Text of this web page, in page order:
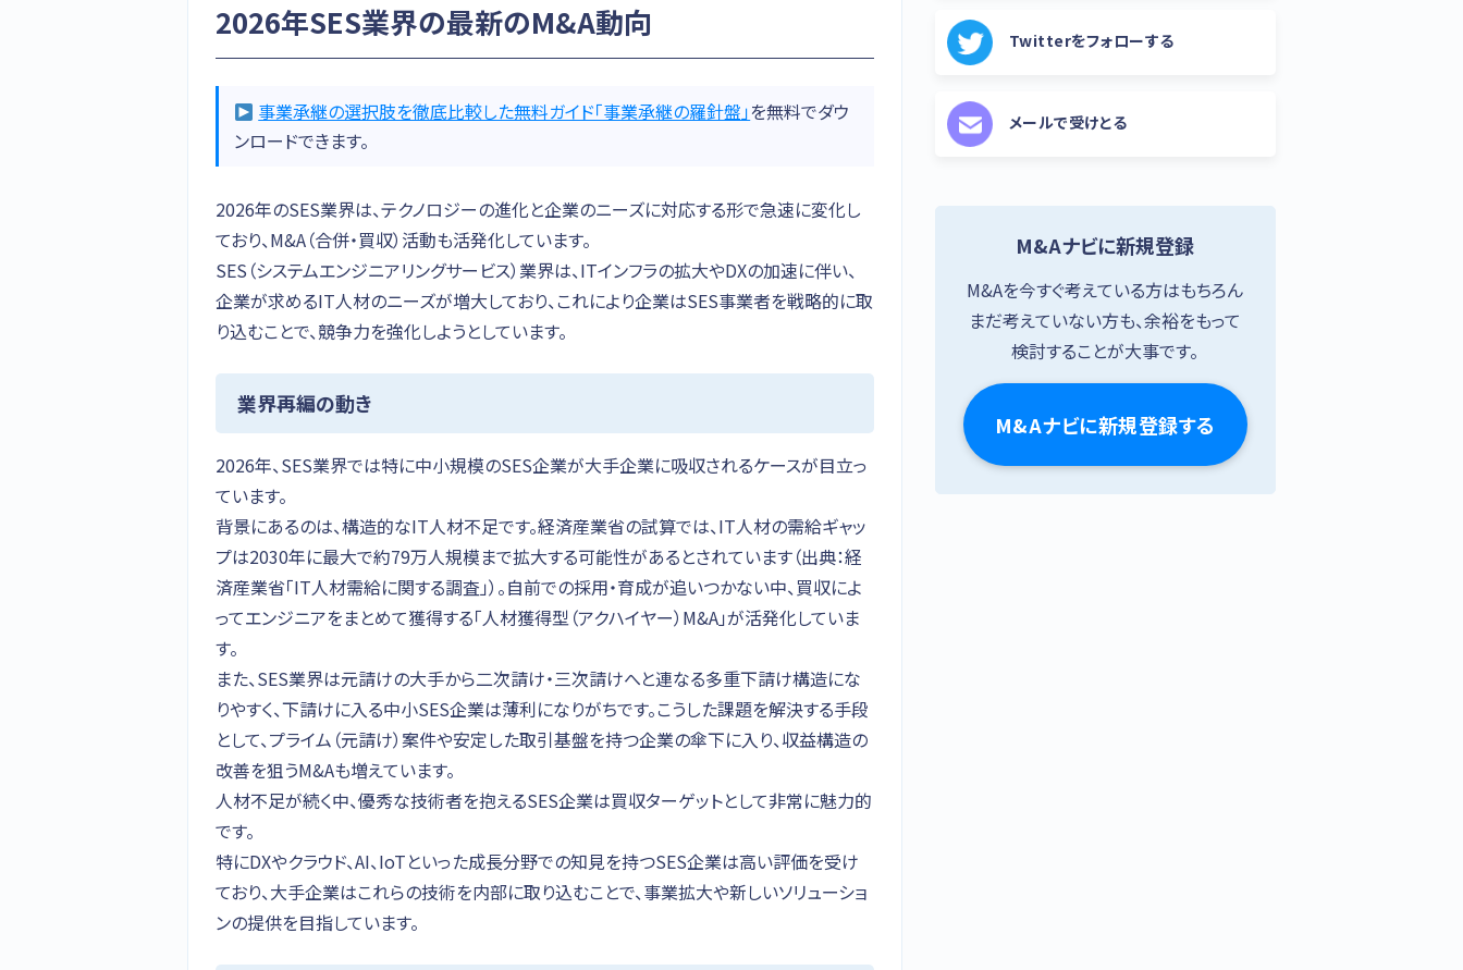
2026年SES業界の最新のM&A動向
事業承継の選択肢を徹底比較した無料ガイド「事業承継の羅針盤」を無料でダウ
ンロードできます。
2026年のSES業界は、テクノロジーの進化と企業のニーズに対応する形で急速に変化し
ており、M&A（合併・買収）活動も活発化しています。
SES（システムエンジニアリングサービス）業界は、ITインフラの拡大やDXの加速に伴い、
企業が求めるIT人材のニーズが増大しており、これにより企業はSES事業者を戦略的に取
り込むことで、競争力を強化しようとしています。
業界再編の動き
2026年、SES業界では特に中小規模のSES企業が大手企業に吸収されるケースが目立っ
ています。
背景にあるのは、構造的なIT人材不足です。経済産業省の試算では、IT人材の需給ギャッ
プは2030年に最大で約79万人規模まで拡大する可能性があるとされています（出典：経
済産業省「IT人材需給に関する調査」）。自前での採用・育成が追いつかない中、買収によ
ってエンジニアをまとめて獲得する「人材獲得型（アクハイヤー）M&A」が活発化していま
す。
また、SES業界は元請けの大手から二次請け・三次請けへと連なる多重下請け構造にな
りやすく、下請けに入る中小SES企業は薄利になりがちです。こうした課題を解決する手段
として、プライム（元請け）案件や安定した取引基盤を持つ企業の傘下に入り、収益構造の
改善を狙うM&Aも増えています。
人材不足が続く中、優秀な技術者を抱えるSES企業は買収ターゲットとして非常に魅力的
です。
特にDXやクラウド、AI、IoTといった成長分野での知見を持つSES企業は高い評価を受け
ており、大手企業はこれらの技術を内部に取り込むことで、事業拡大や新しいソリューショ
ンの提供を目指しています。
Twitterをフォローする
メールで受けとる
M&Aナビに新規登録
M&Aを今すぐ考えている方はもちろん
まだ考えていない方も、余裕をもって
検討することが大事です。
M&Aナビに新規登録する